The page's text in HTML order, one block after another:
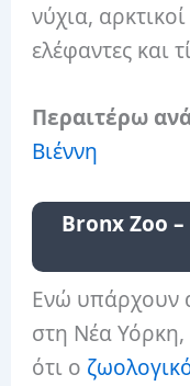
νύχια,
ελέφαντες και
Περαιτέρω
Βιέννη
Bronx Zoo
Ενώ υπάρχουν
στη Νέα Υόρκη,
ότι ο